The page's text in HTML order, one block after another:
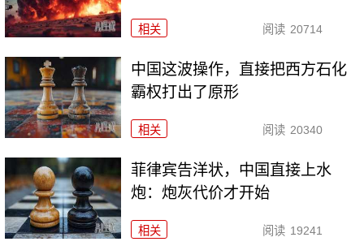
相关 阅读 20714
中国这波操作，直接把西方石化
霸权打出了原形
相关 阅读 20340
菲律宾告洋状，中国直接上水
炮：炮灰代价才开始
相关 阅读 19241